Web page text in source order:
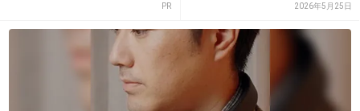
PR 2026年5月25日